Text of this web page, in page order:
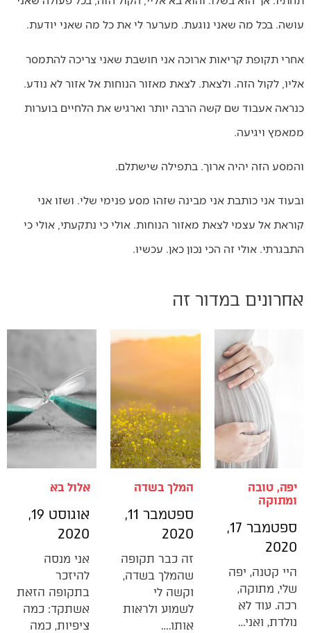
עושה. בכל מה שאני נוגעת. מערער לי את כל מה שאני יודעת.
אחרי תקופת קריאות ארוכה אני חושבת שאני צריכה להתמסר
אליו, לקול הזה. ולצאת. לצאת מאזור הנוחות אל אזור לא נודע.
כנראה אעבוד שם קשה הרבה יותר וארגיש את הלחיים בוערות
ממאמץ ויגיעה.
והמסע הזה יהיה ארוך. בתפילה שישתלם.
ובעוד אני כותבת אני מבינה שזהו מסע פנימי שלי. ושזו אני
קוראת אל עצמי לצאת מאזור הנוחות. אולי כי נתקעתי, אולי כי
התבגרתי. אולי זה הכי נכון כאן. עכשיו.
אחרונים במדור זה
יפה, טובה
ומתוקה
ספטמבר 17,
2020
היי קטנה, יפה
שלי, מתוקה,
רכה. עוד לא
נולדת, ואני…
המלך בשדה
ספטמבר 11,
2020
זה כבר תקופה
שהמלך בשדה,
וקשה לי
לשמוע ולראות
אותו.…
אלול בא
אוגוסט 19,
2020
אני מנסה
להיזכר
בתקופה הזאת
אשתקד: כמה
ציפיות, כמה